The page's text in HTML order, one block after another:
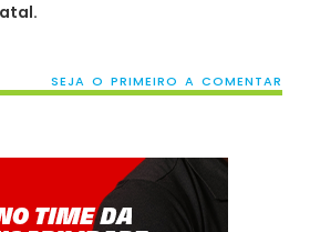
SEJA O PRIMEIRO A COMENTAR